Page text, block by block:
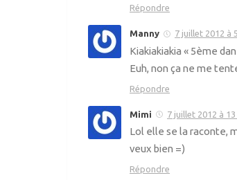
Répondre
Manny 7 juillet 2012 à
Kiakiakiakia « 5ème
Euh, non ça ne me
Répondre
Mimi 7 juillet 2012 à
Lol elle se la raconte,
veux bien =)
Répondre